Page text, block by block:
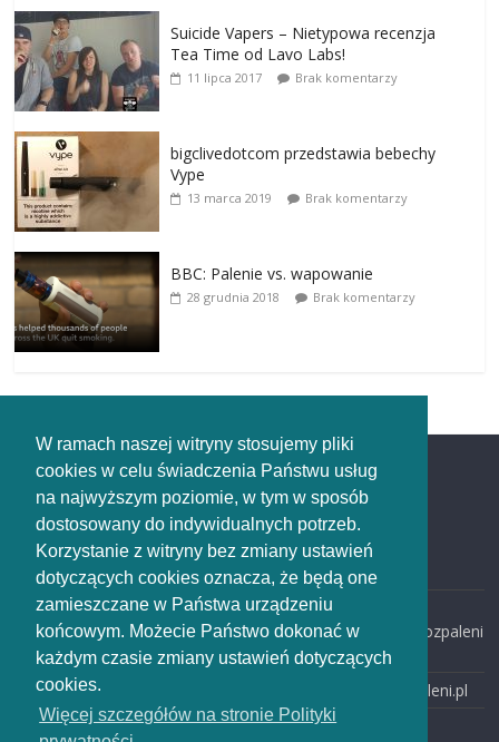
W ramach naszej witryny stosujemy pliki
cookies w celu świadczenia Państwu usług
na najwyższym poziomie, w tym w sposób
dostosowany do indywidualnych potrzeb.
Korzystanie z witryny bez zmiany ustawień
dotyczących cookies oznacza, że będą one
zamieszczane w Państwa urządzeniu
końcowym. Możecie Państwo dokonać w
każdym czasie zmiany ustawień dotyczących
cookies.
Więcej szczegółów na stronie Polityki
Suicide Vapers – Nietypowa recenzja
Tea Time od Lavo Labs!
11 lipca 2017 Brak komentarzy
bigclivedotcom przedstawia bebechy
Vype
13 marca 2019 Brak komentarzy
BBC: Palenie vs. wapowanie
28 grudnia 2018 Brak komentarzy
Redakcja
Redakcja
rozpaleni.pl
redakcja@rozpaleni
.pl
www: rozpaleni.pl